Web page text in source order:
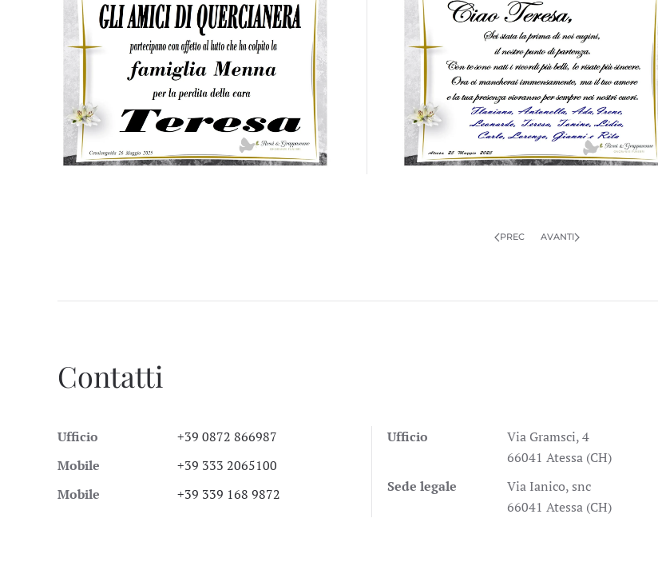
PREC AVANTI
Contatti
Ufficio
+39 0872 866987
Mobile
+39 333 2065100
Mobile
+39 339 168 9872
Ufficio
Via Gramsci, 4
66041 Atessa (CH)
Sede legale
Via Ianico, snc
66041 Atessa (CH)